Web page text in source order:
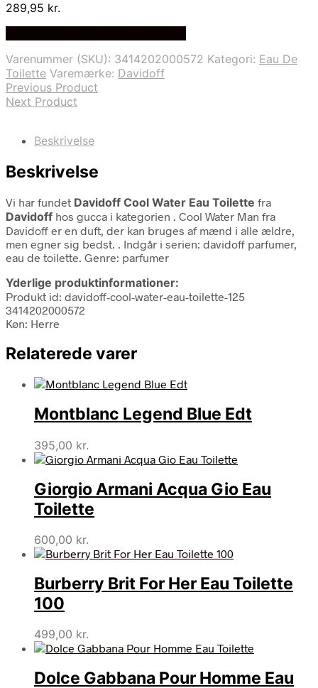
289,95 kr.
Varenummer (SKU): 3414202000572 Kategori: Eau De
Toilette Varemærke: Davidoff
Previous Product
Next Product
Beskrivelse
Beskrivelse
Vi har fundet Davidoff Cool Water Eau Toilette fra
Davidoff hos gucca i kategorien . Cool Water Man fra
Davidoff er en duft, der kan bruges af mænd i alle ældre,
men egner sig bedst. . Indgår i serien: davidoff parfumer,
eau de toilette. Genre: parfumer
Yderlige produktinformationer:
Produkt id: davidoff-cool-water-eau-toilette-125
3414202000572
Køn: Herre
Relaterede varer
Montblanc Legend Blue Edt
395,00 kr.
Giorgio Armani Acqua Gio Eau
Toilette
600,00 kr.
Burberry Brit For Her Eau Toilette
100
499,00 kr.
Dolce Gabbana Pour Homme Eau